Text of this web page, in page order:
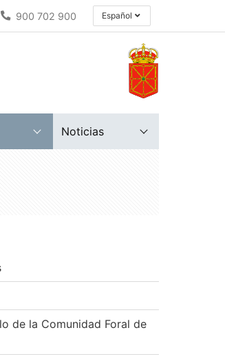
900 702 900 Español
Noticias
de la Comunidad Foral de